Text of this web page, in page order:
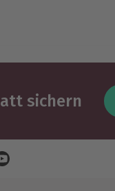
sichern